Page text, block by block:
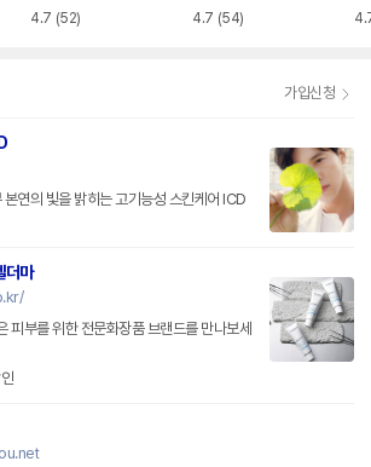
4.7 (52) 4.7 (54)
가입신청
연의 빛을 밝히는 고기능성 스킨케어 ICD
더마
피부를 위한 전문화장품 브랜드를 만나보세